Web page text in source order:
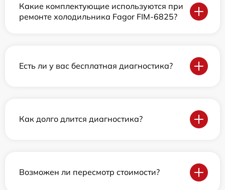
Какие комплектующие используются при
ремонте холодильника Fagor FIM-6825?
Есть ли у вас бесплатная диагностика?
Как долго длится диагностика?
Возможен ли пересмотр стоимости?